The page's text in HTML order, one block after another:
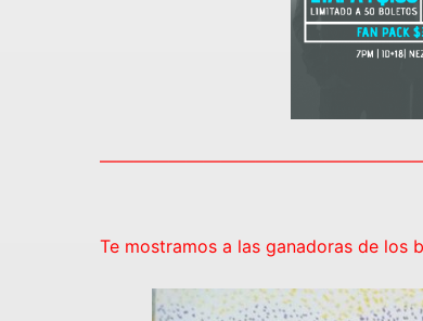
Te mostramos a las ganadoras de los